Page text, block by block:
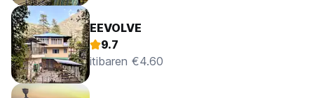
EEVOLVE
9.7
itibaren €4.60